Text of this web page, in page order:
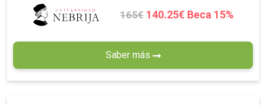
165€ 140.25€ Beca 15%
Saber más